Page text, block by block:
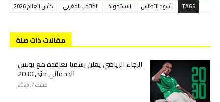
TAGS أسود الأطلس الاستحواذ المنتخب المغربي كأس العالم 2026
مقالات ذات صلة
الرجاء الرياضي يعلن رسميا تعاقده مع يونس
الدحماني حتى 2030
غشت 7, 2026